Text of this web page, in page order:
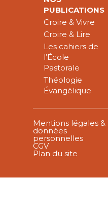
PUBLICATIONS
Croire & Vivre
Croire & Lire
Les cahiers de
l’École
Pastorale
Théologie
Évangélique
Mentions légales &
données
personnelles
CGV
Plan du site